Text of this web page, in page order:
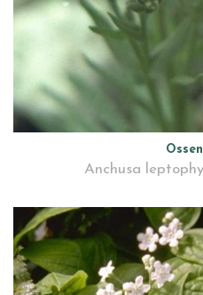
Anchusa